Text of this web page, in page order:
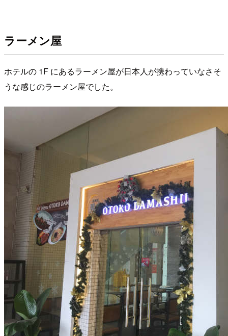
ラーメン屋
ホテルの 1F にあるラーメン屋が日本人が携わっていなさそ
うな感じのラーメン屋でした。